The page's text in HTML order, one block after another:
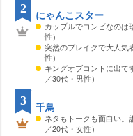
にゃんこスター
カップルでコンビなのは
性）
突然のブレイクで大人気
性）
キングオブコントに出て
／30代・男性）
2
千鳥
ネタもトークも面白い。
／20代・女性）
3